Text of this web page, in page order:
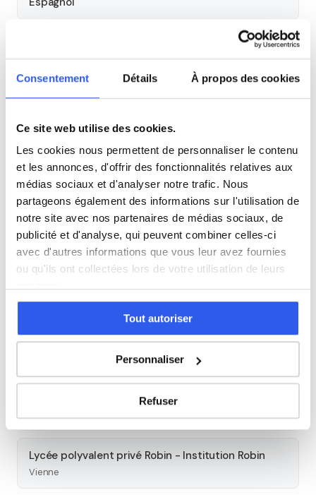
Consentement Détails À propos des cookies
Ce site web utilise des cookies.
Les cookies nous permettent de personnaliser le contenu
et les annonces, d'offrir des fonctionnalités relatives aux
médias sociaux et d'analyser notre trafic. Nous
partageons également des informations sur l'utilisation de
notre site avec nos partenaires de médias sociaux, de
publicité et d'analyse, qui peuvent combiner celles-ci
avec d'autres informations que vous leur avez fournies
ou qu'ils ont collectées lors de votre utilisation de leurs
Tout autoriser
Personnaliser
Refuser
Seconde Première
Autres lycées à proximité
Lycée AGROTEC de Vienne - Seyssuel
Vienne
Lycée technologique privé Iser-Bordier
Lycée général et technologique privé Pierre
Termier
Lycée professionnel Françoise Dolto
Lycée polyvalent privé Robin - Institution Robin
Vienne